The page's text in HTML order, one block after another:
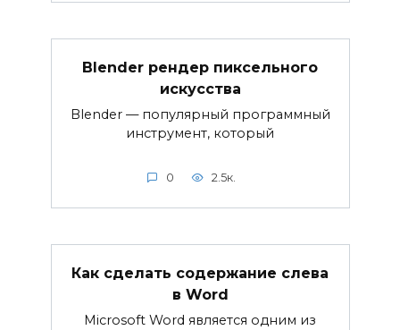
Blender рендер пиксельного
искусства
Blender — популярный программный
инструмент, который
0 2.5к.
Как сделать содержание слева
в Word
Microsoft Word является одним из